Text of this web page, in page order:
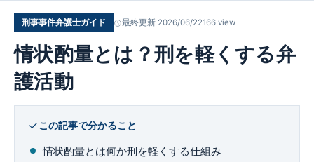
離婚問題
遺産相続
債務整理
刑事事件弁護士ガイド 最終更新 2026/06/22166 view
情状酌量とは？刑を軽くする弁
護活動
この記事で分かること
情状酌量とは何か刑を軽くする仕組み